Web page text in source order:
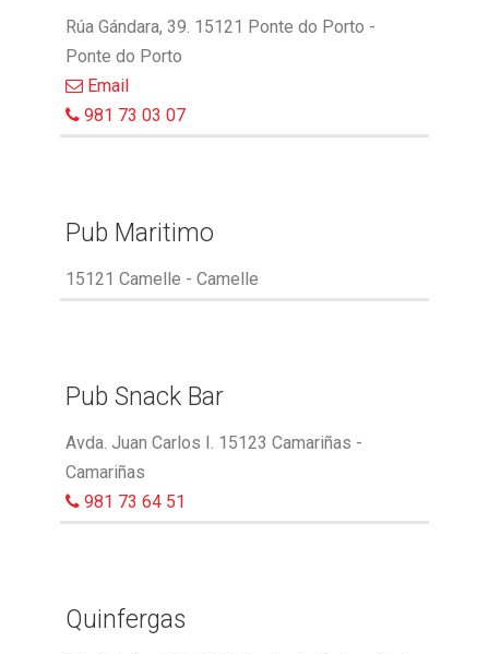
Rúa Gándara, 39. 15121 Ponte do Porto -
Ponte do Porto
Email
981 73 03 07
Pub Maritimo
15121 Camelle - Camelle
Pub Snack Bar
Avda. Juan Carlos I. 15123 Camariñas -
Camariñas
981 73 64 51
Quinfergas